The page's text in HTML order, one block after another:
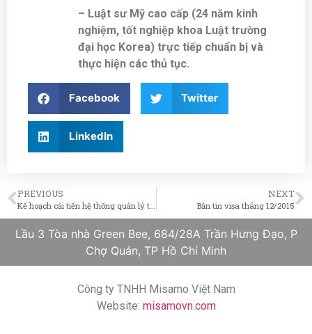
– Luật sư Mỹ cao cấp (24 năm kinh
nghiệm, tốt nghiệp khoa Luật trường
đại học Korea) trực tiếp chuẩn bị và
thực hiện các thủ tục.
Facebook Twitter
LinkedIn
PREVIOUS NEXT
Bản tin visa tháng 12/2015
Lầu 3 Tòa nhà Green Bee, 684/28A Trần Hưng Đạo, P
Chợ Quán, TP Hồ Chí Minh
Công ty TNHH Misamo Việt Nam
Website: misamovn.com